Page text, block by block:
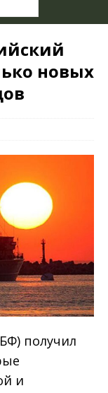
новых
получил
и